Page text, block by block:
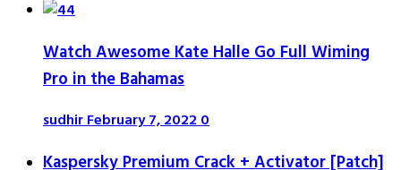
Watch Awesome Kate Halle Go Full Wiming
Pro in the Bahamas
sudhirFebruary 7, 20220
Kaspersky Premium Crack + Activator [Patch]